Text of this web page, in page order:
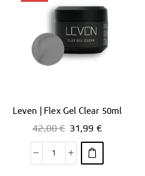
Leven | Flex Gel Clear 50ml
42,00€ 31,99 €